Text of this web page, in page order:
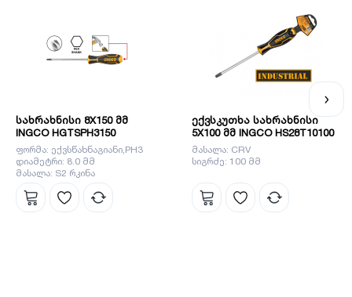
სახრახნისი 8X150 მმ
INGCO HGTSPH3150
ფორმა: ექვსწახნაგიანი,PH3
დიამეტრი: 8.0 მმ
მასალა: S2 რკინა
ექვსკუთხა სახრახნისი
5X100 მმ INGCO HS28T10100
მასალა: CRV
სიგრძე: 100 მმ